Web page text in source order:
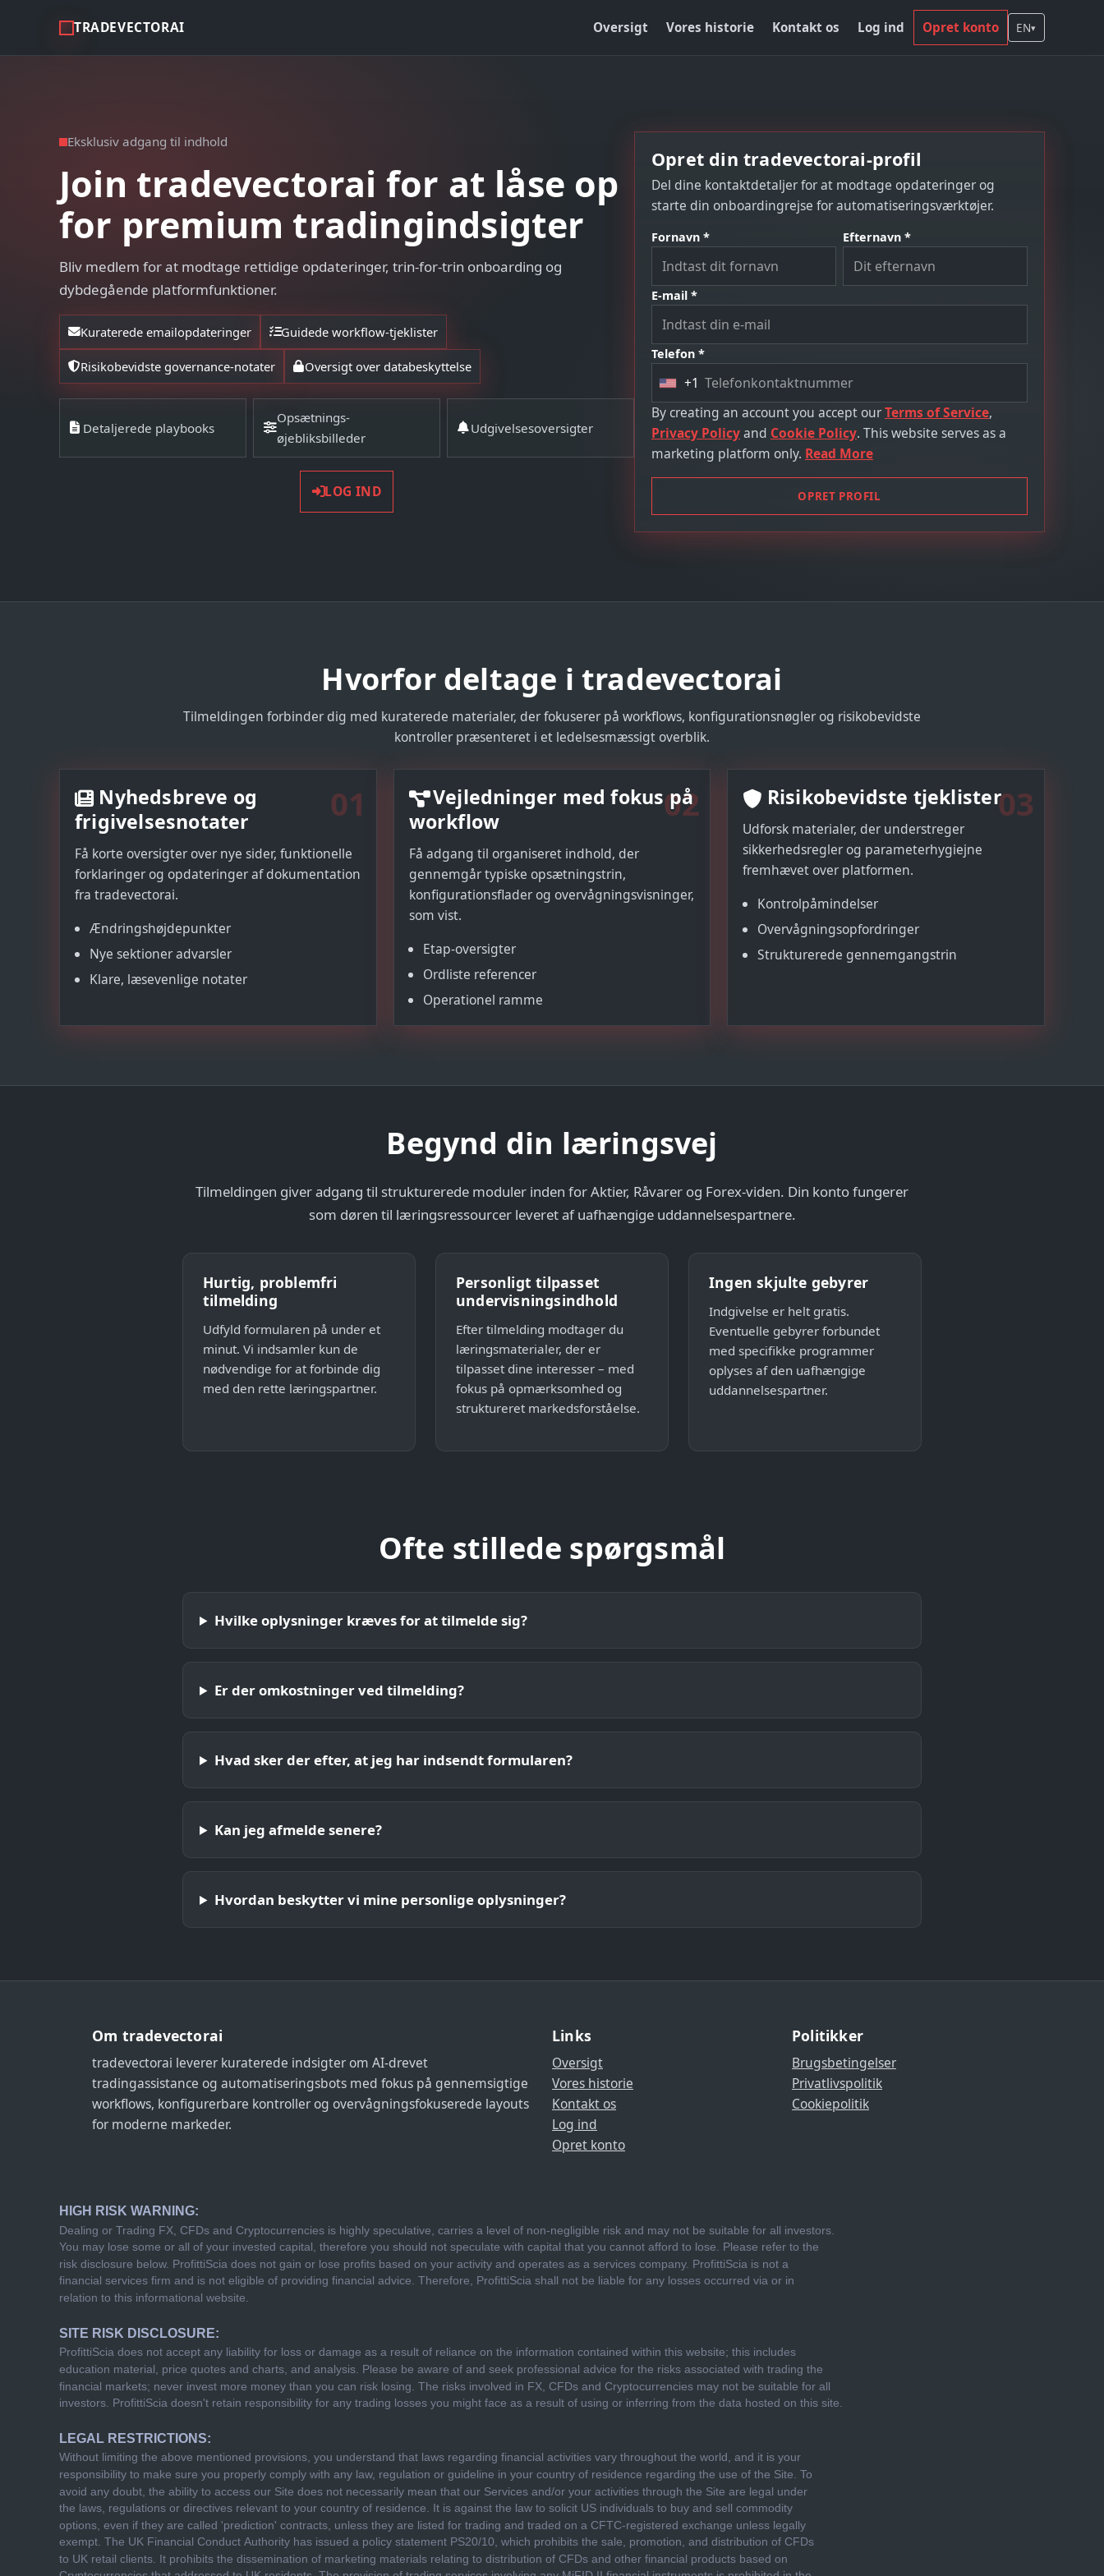
TRADEVECTORAI Oversigt Vores historie Kontakt os Log ind Opret konto EN▾
Eksklusiv adgang til indhold
Join tradevectorai for at låse op
for premium tradingindsigter
Bliv medlem for at modtage rettidige opdateringer, trin-for-trin onboarding og
dybdegående platformfunktioner.
Kuraterede emailopdateringer Guidede workflow-tjeklister
Risikobevidste governance-notater Oversigt over databeskyttelse
Detaljerede playbooks
Opsætnings-
øjebliksbilleder
Udgivelsesoversigter
LOG IND
Opret din tradevectorai-profil
Del dine kontaktdetaljer for at modtage opdateringer og
starte din onboardingrejse for automatiseringsværktøjer.
Fornavn * Efternavn *
E-mail *
Telefon *
U
n
i
t
S
t
+1
By creating an account you accept ourTerms of Service,
Privacy Policyand Cookie Policy. This website serves as a
marketing platform only. Read More
OPRET PROFIL
Hvorfor deltage i tradevectorai
Tilmeldingen forbinder dig med kuraterede materialer, der fokuserer på workflows, konfigurationsnøgler og risikobevidste
kontroller præsenteret i et ledelsesmæssigt overblik.
01
Nyhedsbreve og
frigivelsesnotater
Få korte oversigter over nye sider, funktionelle
forklaringer og opdateringer af dokumentation
fra tradevectorai.
Ændringshøjdepunkter
Nye sektioner advarsler
Klare, læsevenlige notater
02
Vejledninger med fokus på
workflow
Få adgang til organiseret indhold, der
gennemgår typiske opsætningstrin,
konfigurationsflader og overvågningsvisninger,
som vist.
Etap-oversigter
Ordliste referencer
Operationel ramme
03
Risikobevidste tjeklister
Udforsk materialer, der understreger
sikkerhedsregler og parameterhygiejne
fremhævet over platformen.
Kontrolpåmindelser
Overvågningsopfordringer
Strukturerede gennemgangstrin
Begynd din læringsvej
Tilmeldingen giver adgang til strukturerede moduler inden for Aktier, Råvarer og Forex-viden. Din konto fungerer
som døren til læringsressourcer leveret af uafhængige uddannelsespartnere.
Hurtig, problemfri
tilmelding
Udfyld formularen på under et
minut. Vi indsamler kun de
nødvendige for at forbinde dig
med den rette læringspartner.
Personligt tilpasset
undervisningsindhold
Efter tilmelding modtager du
læringsmaterialer, der er
tilpasset dine interesser – med
fokus på opmærksomhed og
struktureret markedsforståelse.
Ingen skjulte gebyrer
Indgivelse er helt gratis.
Eventuelle gebyrer forbundet
med specifikke programmer
oplyses af den uafhængige
uddannelsespartner.
Ofte stillede spørgsmål
Hvilke oplysninger kræves for at tilmelde sig?
Er der omkostninger ved tilmelding?
Hvad sker der efter, at jeg har indsendt formularen?
Kan jeg afmelde senere?
Hvordan beskytter vi mine personlige oplysninger?
Om tradevectorai
tradevectorai leverer kuraterede indsigter om AI-drevet
tradingassistance og automatiseringsbots med fokus på gennemsigtige
workflows, konfigurerbare kontroller og overvågningsfokuserede layouts
for moderne markeder.
Links
Oversigt
Vores historie
Kontakt os
Log ind
Opret konto
Politikker
Brugsbetingelser
Privatlivspolitik
Cookiepolitik